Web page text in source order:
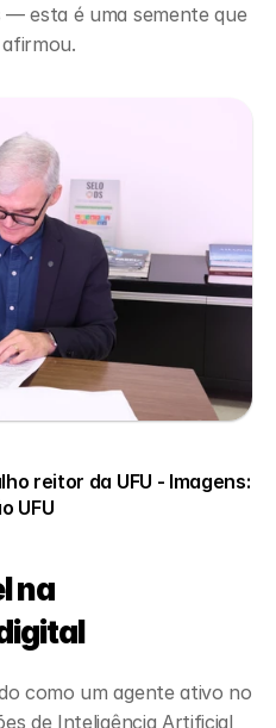
esta é uma semente que
reitor da UFU - Imagens:
UFU
na
como um agente ativo no
de Inteligência Artificial